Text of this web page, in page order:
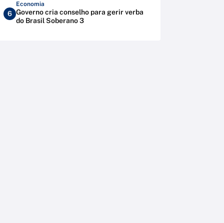
6
Economia
Governo cria conselho para gerir verba
do Brasil Soberano 3